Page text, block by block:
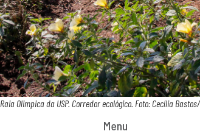
Raia Olimpica da USP. Corredor ecológico. Foto: Cecília
Menu